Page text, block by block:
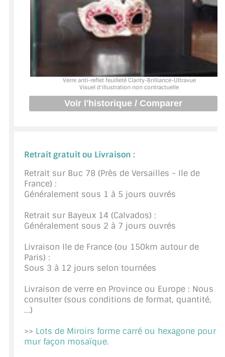
BARRES DE STABILISATION
JOINTS D'ÉTANCHÉITÉS
FIXATION GARDES CORPS
SYSTÈMES PIVOTANTS
SYSTÈMES COULISSANTS
EXEMPLES, RÉALISATIONS, INSPIRATIONS
NUANCIER RAL
COMMENT COUPER DU VERRE ?
A PROPOS DE LA LIVRAISON
MON PANIER
DÉCONNEXION
Verre anti-reflet feuilleté Clarity-Brilliance-Ultravue
Visuel d'illustration non contractuelle
Retrait gratuit ou Livraison :
Retrait sur Buc 78 (Près de Versailles - Ile de
France) :
Généralement sous 1 à 5 jours ouvrés
Retrait sur Bayeux 14 (Calvados) :
Généralement sous 2 à 7 jours ouvrés
Livraison Ile de France (ou 150km autour de
Paris) :
Sous 3 à 12 jours selon tournées
Livraison de verre en Province ou Europe : Nous
consulter (sous conditions de format, quantité,
...)
>> Lots de Miroirs forme carré ou hexagone pour
mur façon mosaïque.